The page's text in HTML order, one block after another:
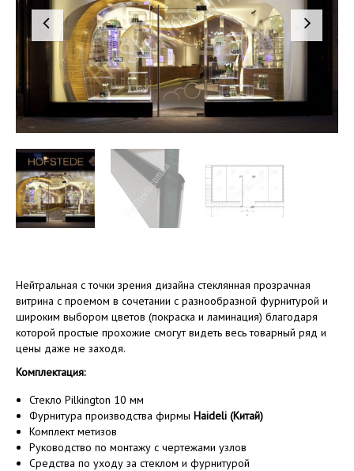
Нейтральная с точки зрения дизайна стеклянная прозрачная
витрина с проемом в сочетании с разнообразной фурнитурой и
широким выбором цветов (покраска и ламинация) благодаря
которой простые прохожие смогут видеть весь товарный ряд и
цены даже не заходя.
Комплектация:
Стекло Pilkington 10 мм
Фурнитура производства фирмы Haideli (Китай)
Комплект метизов
Руководство по монтажу с чертежами узлов
Средства по уходу за стеклом и фурнитурой